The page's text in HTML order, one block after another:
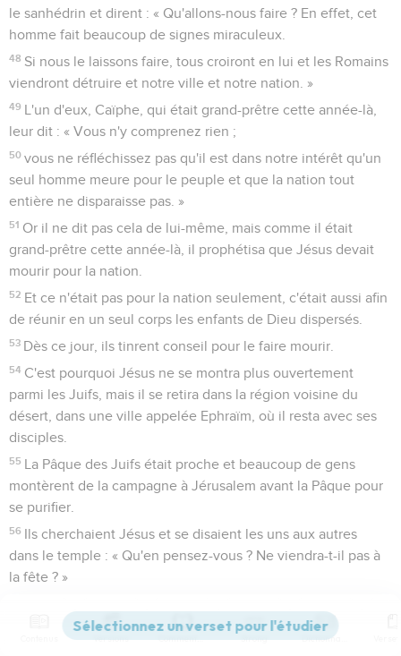
le sanhédrin et dirent : « Qu'allons-nous faire ? En effet, cet
homme fait beaucoup de signes miraculeux.
48 Si nous le laissons faire, tous croiront en lui et les Romains
viendront détruire et notre ville et notre nation. »
49 L'un d'eux, Caïphe, qui était grand-prêtre cette année-là,
leur dit : « Vous n'y comprenez rien ;
50 vous ne réfléchissez pas qu'il est dans notre intérêt qu'un
seul homme meure pour le peuple et que la nation tout
entière ne disparaisse pas. »
51 Or il ne dit pas cela de lui-même, mais comme il était
grand-prêtre cette année-là, il prophétisa que Jésus devait
mourir pour la nation.
52 Et ce n'était pas pour la nation seulement, c'était aussi afin
de réunir en un seul corps les enfants de Dieu dispersés.
53 Dès ce jour, ils tinrent conseil pour le faire mourir.
54 C'est pourquoi Jésus ne se montra plus ouvertement
parmi les Juifs, mais il se retira dans la région voisine du
désert, dans une ville appelée Ephraïm, où il resta avec ses
disciples.
55 La Pâque des Juifs était proche et beaucoup de gens
montèrent de la campagne à Jérusalem avant la Pâque pour
se purifier.
56 Ils cherchaient Jésus et se disaient les uns aux autres
dans le temple : « Qu'en pensez-vous ? Ne viendra-t-il pas à
la fête ? »
l'ordre que, si quelqu'un savait où était Jésus, il le dénonce,
Versions Commentaires Strong